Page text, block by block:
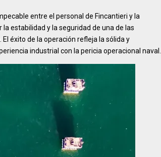
entre el personal de Fincantieri y la
estabilidad y la seguridad de una de las
éxito de la operación refleja la sólida y
industrial con la pericia operacional naval.